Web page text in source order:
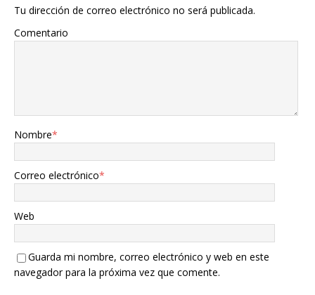
Tu dirección de correo electrónico no será publicada.
Comentario
Nombre*
Correo electrónico*
Web
Guarda mi nombre, correo electrónico y web en este
navegador para la próxima vez que comente.